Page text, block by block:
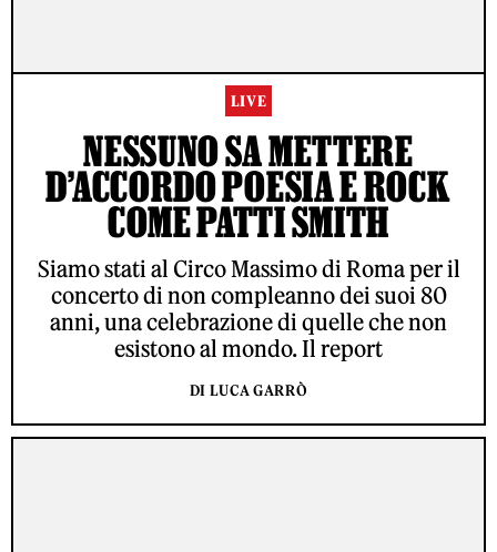
LIVE
NESSUNO SA METTERE
D’ACCORDO POESIA E ROCK
COME PATTI SMITH
Siamo stati al Circo Massimo di Roma per il
concerto di non compleanno dei suoi 80
anni, una celebrazione di quelle che non
esistono al mondo. Il report
DI LUCA GARRÒ